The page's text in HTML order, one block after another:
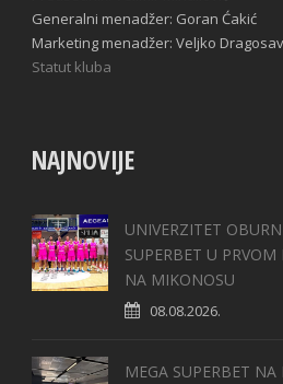
Generalni menadžer: Goran Ćakić
Marketing menadžer: Veljko
Statut kluba
NAJNOVIJE
UNIVERZITET
SUPERBET U
NA MIKONOSU
08.08.2026.
MEGA SUPERBET